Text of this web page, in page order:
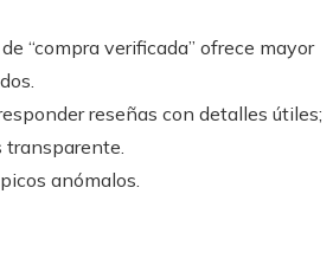
“compra verificada” ofrece mayor
reseñas con detalles útiles;
transparente.
anómalos.